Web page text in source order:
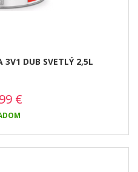
3V1 DUB SVETLÝ 2,5L
€